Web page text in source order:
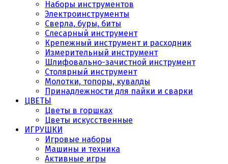
Наборы инструментов
Электроинструменты
Сверла, буры, биты
Слесарный инструмент
Крепежный инструмент и расходник
Измерительный инструмент
Шлифовально-зачистной инструмент
Столярный инструмент
Молотки, топоры, кувалды
Принадлежности для пайки и сварки
ЦВЕТЫ
Цветы в горшках
Цветы искусственные
ИГРУШКИ
Игровые наборы
Машины и техника
Активные игры